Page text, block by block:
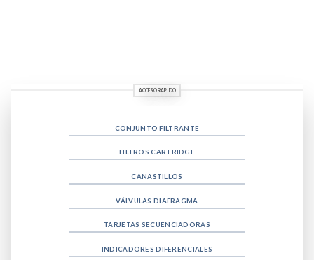
ACCESO RAPIDO
CONJUNTO FILTRANTE
FILTROS CARTRIDGE
CANASTILLOS
VÁLVULAS DIAFRAGMA
TARJETAS SECUENCIADORAS
INDICADORES DIFERENCIALES